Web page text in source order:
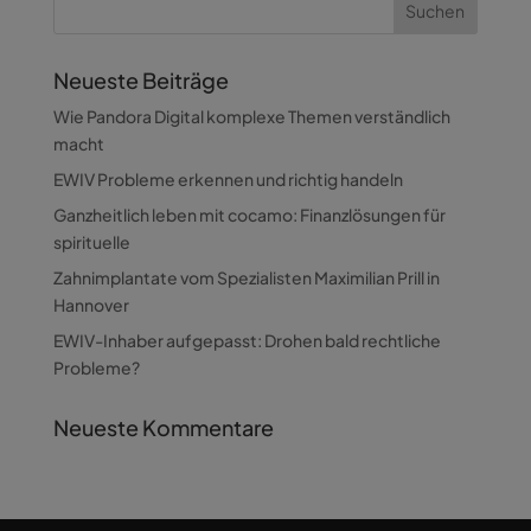
Neueste Beiträge
Wie Pandora Digital komplexe Themen verständlich
macht
EWIV Probleme erkennen und richtig handeln
Ganzheitlich leben mit cocamo: Finanzlösungen für
spirituelle
Zahnimplantate vom Spezialisten Maximilian Prill in
Hannover
EWIV-Inhaber aufgepasst: Drohen bald rechtliche
Probleme?
Neueste Kommentare